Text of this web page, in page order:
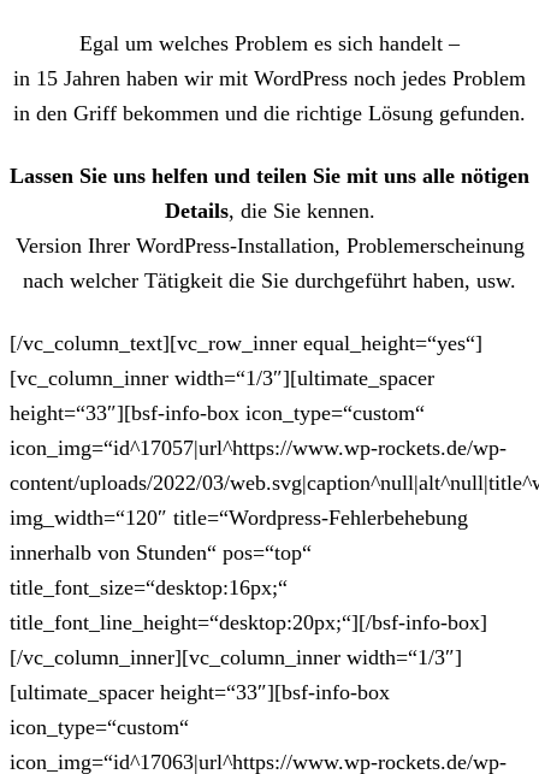
Egal um welches Problem es sich handelt –
in 15 Jahren haben wir mit WordPress noch jedes Problem
in den Griff bekommen und die richtige Lösung gefunden.
Lassen Sie uns helfen und teilen Sie mit uns alle nötigen
Details, die Sie kennen.
Version Ihrer WordPress-Installation, Problemerscheinung
nach welcher Tätigkeit die Sie durchgeführt haben, usw.
[/vc_column_text][vc_row_inner equal_height=“yes“]
[vc_column_inner width=“1/3″][ultimate_spacer
height=“33″][bsf-info-box icon_type=“custom“
icon_img=“id^17057|url^https://www.wp-rockets.de/wp-
content/uploads/2022/03/
img_width=“120″ title=“Wordpress-Fehlerbehebung
innerhalb von Stunden“ pos=“top“
title_font_size=“desktop:16px;“
title_font_line_height=“desktop:20px;“][/bsf-info-box]
[/vc_column_inner][vc_column_inner width=“1/3″]
[ultimate_spacer height=“33″][bsf-info-box
icon_type=“custom“
icon_img=“id^17063|url^https://www.wp-rockets.de/wp-